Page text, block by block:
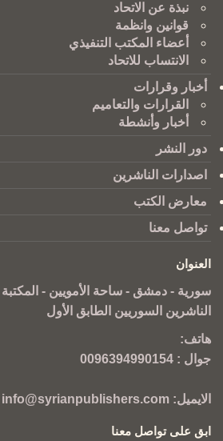
نبذة عن الاتحاد
قوانين وانظمة
أعضاء المكتب التنفيذي
الانتساب للاتحاد
أخبار وقرارات
القرارات والتعاميم
أخبار وأنشطة
دور النشر
اصدارات الناشرين
معارض الكتب
تواصل معنا
العنوان
سورية - دمشق - ساحة الأمويين - المكتبة
الناشرين السوريين الطابق الأول
هاتف:
جوال : 0096394990154
الايميل: info@syrianpublishers.com
ابق على تواصل معنا